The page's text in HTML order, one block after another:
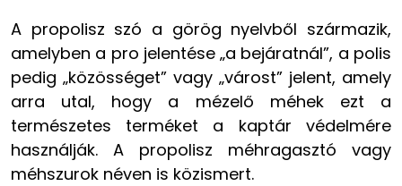
A propolisz szó a görög nyelvből származik,
amelyben a pro jelentése „a bejáratnál”, a polis
pedig „közösséget” vagy „várost” jelent, amely
arra utal, hogy a mézelő méhek ezt a
természetes terméket a kaptár védelmére
használják. A propolisz méhragasztó vagy
méhszurok néven is közismert.